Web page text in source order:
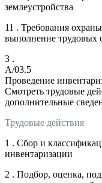
землеустройства
11 . Требования
выполнение трудовых
3 .
A/03.5
Проведение
Смотреть трудовые
дополнительные
Трудовые действия
1 . Сбор и
инвентаризации
2 . Подбор, оценка,